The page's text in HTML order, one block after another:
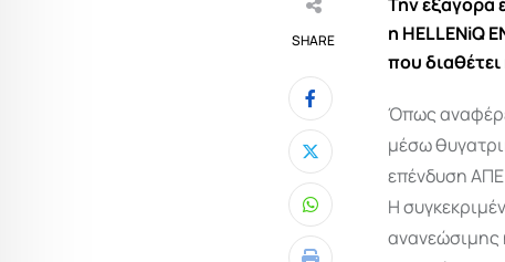
SHARE
Whatsapp
η HELLENiQ
που
Όπως
μέσω
επένδυση ΑΠΕ
Η
ανανεώσιμης